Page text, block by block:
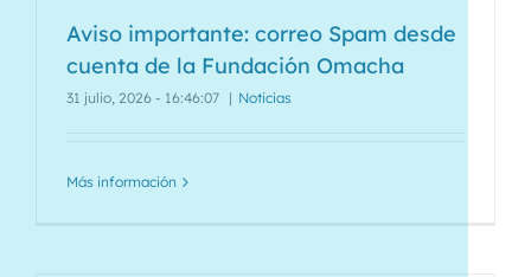
Aviso importante: correo Spam desde
cuenta de la Fundación Omacha
31 julio, 2026 - 16:46:07 | Noticias
Más información